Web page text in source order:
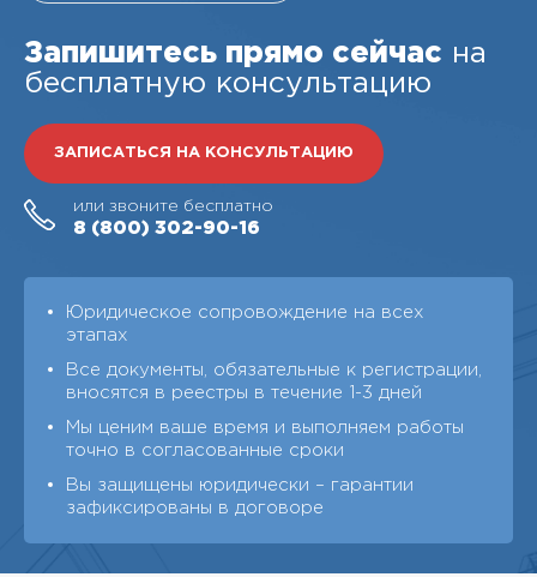
Запишитесь прямо сейчас на
бесплатную консультацию
ЗАПИСАТЬСЯ НА КОНСУЛЬТАЦИЮ
или звоните бесплатно
8 (800) 302-90-16
Юридическое сопровождение на всех
этапах
Все документы, обязательные к регистрации,
вносятся в реестры в течение 1-3 дней
Мы ценим ваше время и выполняем работы
точно в согласованные сроки
Вы защищены юридически – гарантии
зафиксированы в договоре